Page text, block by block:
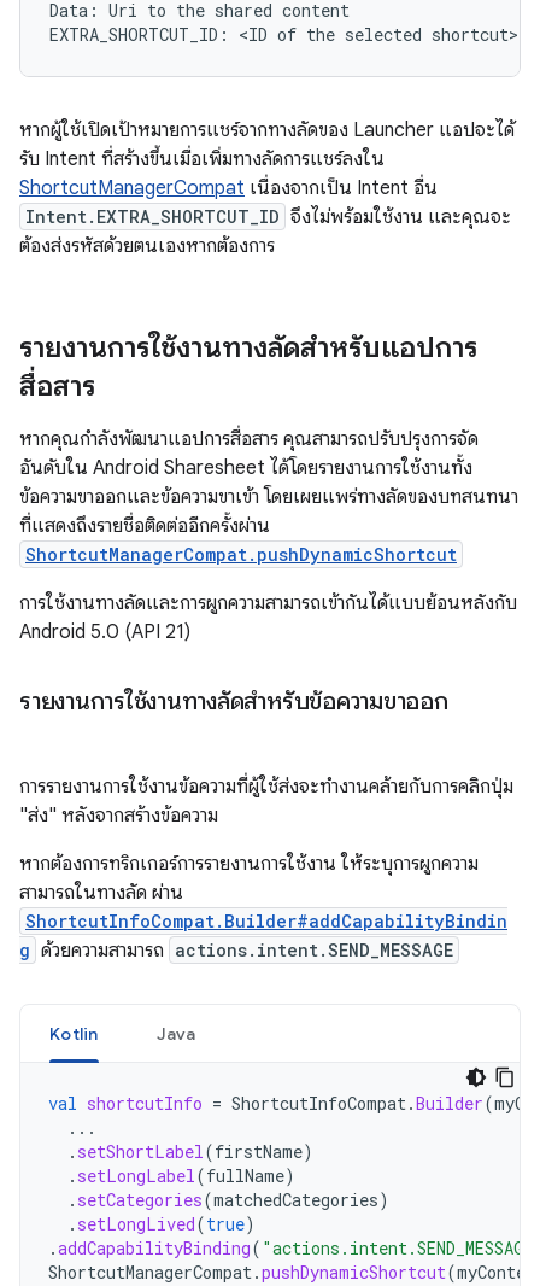
Data : Uri to the shared content
EXTRA_SHORTCUT_ID : <ID of the selected shortcut>
หากผู้ใช้เปิดเป้าหมายการแชร์จากทางลัดของ Launcher แอปจะได้
รับ Intent ที่สร้างขึ้นเมื่อเพิ่มทางลัดการแชร์ลงใน
ShortcutManagerCompat เนื่องจากเป็น Intent อื่น
Intent.EXTRA_SHORTCUT_ID จึงไม่พร้อมใช้งาน และคุณจะ
ต้องส่งรหัสด้วยตนเองหากต้องการ
รายงานการใช้งานทางลัดสำหรับแอปการ
สื่อสาร
หากคุณกำลังพัฒนาแอปการสื่อสาร คุณสามารถปรับปรุงการจัด
อันดับใน Android Sharesheet ได้โดยรายงานการใช้งานทั้ง
ข้อความขาออกและข้อความขาเข้า โดยเผยแพร่ทางลัดของบทสนทนา
ที่แสดงถึงรายชื่อติดต่ออีกครั้งผ่าน
ShortcutManagerCompat.pushDynamicShortcut
การใช้งานทางลัดและการผูกความสามารถเข้ากันได้แบบย้อนหลังกับ
Android 5.0 (API 21)
รายงานการใช้งานทางลัดสำหรับข้อความขาออก
การรายงานการใช้งานข้อความที่ผู้ใช้ส่งจะทำงานคล้ายกับการคลิกปุ่ม
"ส่ง" หลังจากสร้างข้อความ
หากต้องการทริกเกอร์การรายงานการใช้งาน ให้ระบุการผูกความ
สามารถในทางลัด ผ่าน
ShortcutInfoCompat.Builder#addCapabilityBindin
g ด้วยความสามารถ actions.intent.SEND_MESSAGE
Kotlin Java
val shortcutInfo = ShortcutInfoCompat.Builder(
...
. setShortLabel(firstName)
. setLongLabel(fullName)
. setCategories(matchedCategories)
. setLongLived(true)
.addCapabilityBinding(
ShortcutManagerCompat.pushDynamicShortcut(